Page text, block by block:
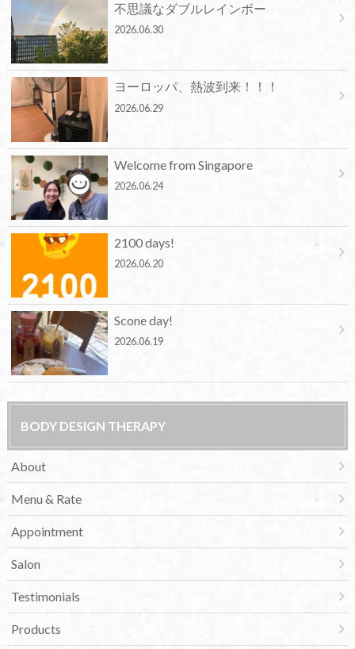
不思議なダブルレインボー
2026.06.30
ヨーロッパ、熱波到来！！！
2026.06.29
Welcome from Singapore
2026.06.24
2100 days!
2026.06.20
Scone day!
2026.06.19
BODY DESIGN THERAPY
About
Menu & Rate
Appointment
Salon
Testimonials
Products